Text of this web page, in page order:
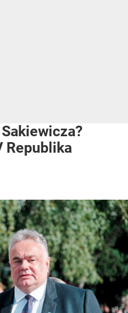
Republika